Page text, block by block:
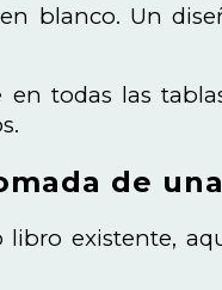
blanco. Un
todas las
de
existente,